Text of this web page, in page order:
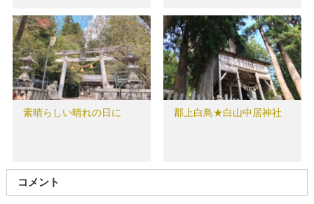
素晴らしい晴れの日に 郡上白鳥★白山中居神社
コメント